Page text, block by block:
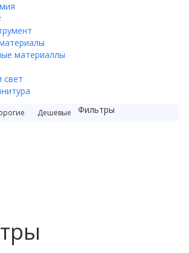
материаллы
свет
Дешевые Фильтры